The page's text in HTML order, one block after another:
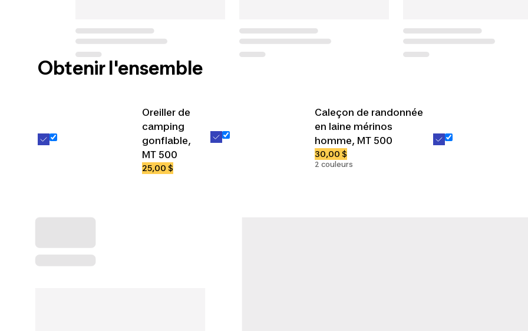
Obtenir l'ensemble
Oreiller de
camping
gonflable,
MT 500
25,00 $
Caleçon de randonnée
en laine mérinos
homme, MT 500
30,00 $
2 couleurs